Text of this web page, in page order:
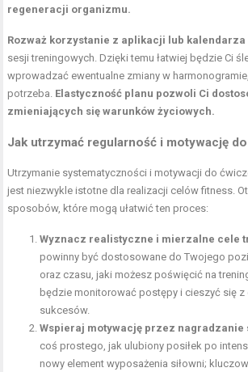
regeneracji organizmu.
Rozważ korzystanie z aplikacji lub kalendarza
sesji treningowych. Dzięki temu łatwiej będzie Ci
wprowadzać ewentualne zmiany w
potrzeba. Elastyczność planu pozwoli Ci
zmieniających się warunków życiowych.
Jak utrzymać regularność i motywację
Utrzymanie systematyczności i motywacji do
jest niezwykle istotne dla realizacji celów fitness.
sposobów, które mogą ułatwić ten proces:
Wyznacz realistyczne i mierzalne cele
powinny być dostosowane do Twojego
oraz czasu, jaki możesz poświęcić na
będzie monitorować postępy i cieszyć się z
sukcesów.
Wspieraj motywację przez nagradzanie
coś prostego, jak ulubiony posiłek po
nowy element wyposażenia siłowni;